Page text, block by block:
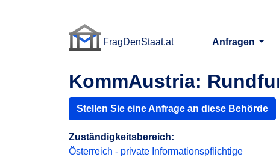
FragDenStaat.at
Anfragen
KommAustria:
Stellen Sie eine Anfrage an diese Behörde
Zuständigkeitsbereich:
Österreich - private Informationspflichtige